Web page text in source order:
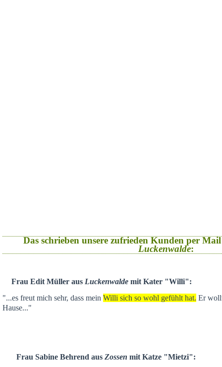
Das schrieben unsere zufrieden Kunden per
Luckenwalde:
Frau Edit Müller aus Luckenwalde mit Kater "Willi":
"...es freut mich sehr, dass mein Willi sich so wohl gefühlt hat. Er
Hause..."
Frau Sabine Behrend aus Zossen mit Katze "Mietzi":